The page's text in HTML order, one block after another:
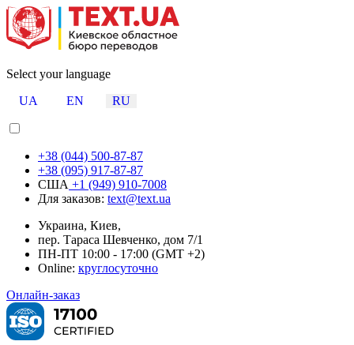
Select your language
UA
EN RU
+38 (044) 500-87-87
+38 (095) 917-87-87
США +1 (949) 910-7008
Для заказов: text@text.ua
Украина, Киев,
пер. Тараса Шевченко, дом 7/1
ПН-ПТ 10:00 - 17:00 (GMT +2)
Online: круглосуточно
Онлайн-заказ